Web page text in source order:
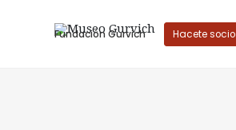
Fundación Gurvich Hacete socio